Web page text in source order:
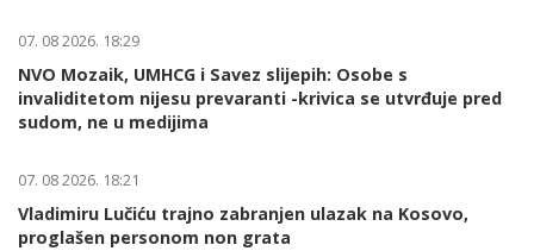
07. 08 2026. 18:29
NVO Mozaik, UMHCG i Savez slijepih: Osobe s
invaliditetom nijesu prevaranti -krivica se utvrđuje pred
sudom, ne u medijima
07. 08 2026. 18:21
Vladimiru Lučiću trajno zabranjen ulazak na Kosovo,
proglašen personom non grata